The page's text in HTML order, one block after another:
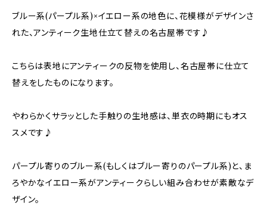
ブルー系(パープル系)×イエロー系の地色に、花模様がデザインさ
れた、アンティーク生地仕立て替えの名古屋帯です♪
こちらは表地にアンティークの反物を使用し、名古屋帯に仕立て
替えをしたものになります。
やわらかくサラッとした手触りの生地感は、単衣の時期にもオス
スメです♪
パープル寄りのブルー系(もしくはブルー寄りのパープル系)と、ま
ろやかなイエロー系がアンティークらしい組み合わせが素敵なデ
ザイン。